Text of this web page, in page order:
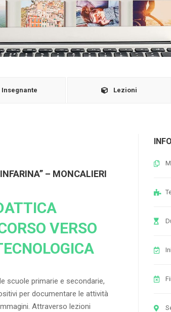
Insegnante Lezioni
– MONCALIERI
VERSO
scuole primarie e secondarie,
per documentare le attività
Attraverso lezioni